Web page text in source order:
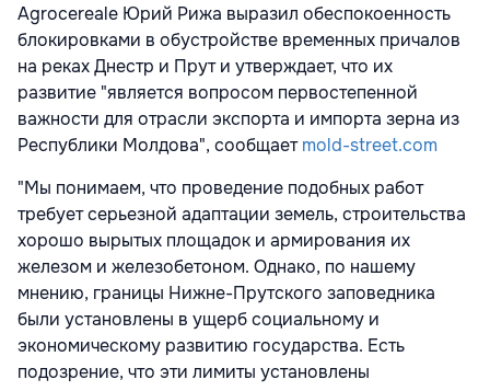
Agrocereale Юрий Рижа выразил обеспокоенность
блокировками в обустройстве временных причалов
на реках Днестр и Прут и утверждает, что их
развитие "является вопросом первостепенной
важности для отрасли экспорта и импорта зерна из
Республики Молдова", сообщаетmold-street.com
"Мы понимаем, что проведение подобных работ
требует серьезной адаптации земель, строительства
хорошо вырытых площадок и армирования их
железом и железобетоном. Однако, по нашему
мнению, границы Нижне-Прутского заповедника
были установлены в ущерб социальному и
экономическому развитию государства. Есть
подозрение, что эти лимиты установлены